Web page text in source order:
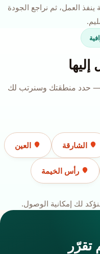
العمل، ثم نراجع الجودة
— حدد منطقتك وسنرتب لك
الشارقة العين
رأس الخيمة
لك إمكانية الوصول.
تقرّر